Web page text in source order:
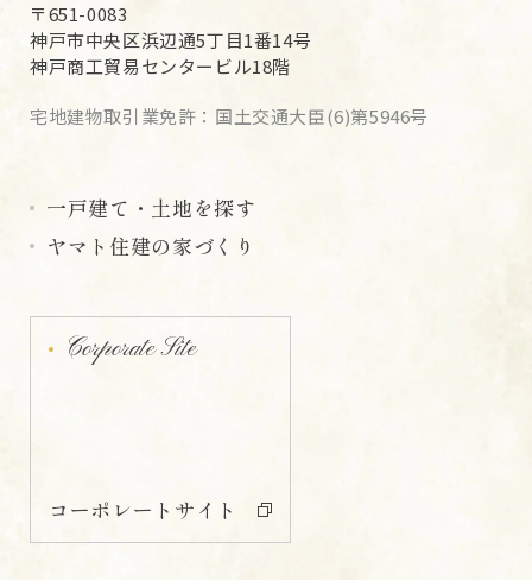
〒651-0083
神戸市中央区浜辺通5丁目1番14号
神戸商工貿易センタービル18階
宅地建物取引業免許：国土交通大臣(6)第5946号
一戸建て・土地を探す
ヤマト住建の家づくり
Corporate Site
コーポレートサイト